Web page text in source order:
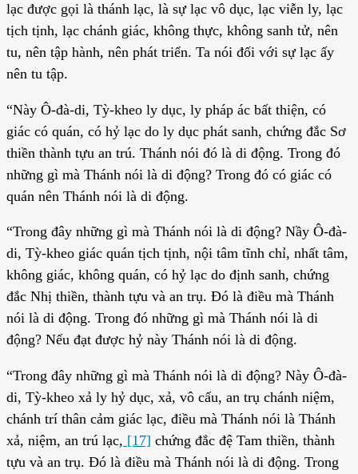
lạc được gọi là thánh lạc, là sự lạc vô dục, lạc viễn ly, lạc
tịch tịnh, lạc chánh giác, không thực, không sanh tử, nên
tu, nên tập hành, nên phát triển. Ta nói đối với sự lạc ấy
nên tu tập.
“Này Ô-đà-di, Tỳ-kheo ly dục, ly pháp ác bất thiện, có
giác có quán, có hỷ lạc do ly dục phát sanh, chứng đắc Sơ
thiền thành tựu an trú. Thánh nói đó là di động. Trong đó
những gì mà Thánh nói là di động? Trong đó có giác có
quán nên Thánh nói là di động.
“Trong đây những gì mà Thánh nói là di động? Nầy Ô-đà-
di, Tỳ-kheo giác quán tịch tịnh, nội tâm tĩnh chỉ, nhất tâm,
không giác, không quán, có hỷ lạc do định sanh, chứng
đắc Nhị thiền, thành tựu và an trụ. Đó là điều mà Thánh
nói là di động. Trong đó những gì mà Thánh nói là di
động? Nếu đạt được hỷ này Thánh nói là di động.
“Trong đây những gì mà Thánh nói là di động? Này Ô-đà-
di, Tỳ-kheo xả ly hỷ dục, xả, vô cấu, an trụ chánh niệm,
chánh trí thân cảm giác lạc, điều mà Thánh nói là Thánh
xả, niệm, an trú lạc, [17] chứng đắc đệ Tam thiền, thành
tựu và an trụ. Đó là điều mà Thánh nói là di động. Trong